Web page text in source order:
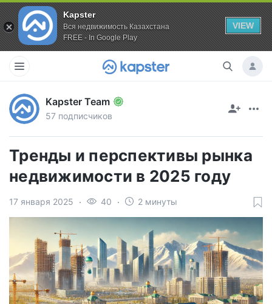
Kapster
Вся недвижимость Казахстана
FREE - In Google Play
VIEW
Kapster Team
57 подписчиков
Тренды и перспективы рынка
недвижимости в 2025 году
17 января 2025 40 2 минуты